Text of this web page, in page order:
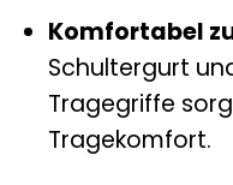
Komfortabel
Schultergurt
Tragegriffe
Tragekomfort.